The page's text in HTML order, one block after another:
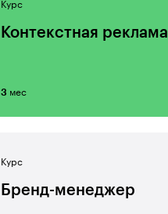
Контекстная реклама
3 мес
Курс
Бренд-менеджер